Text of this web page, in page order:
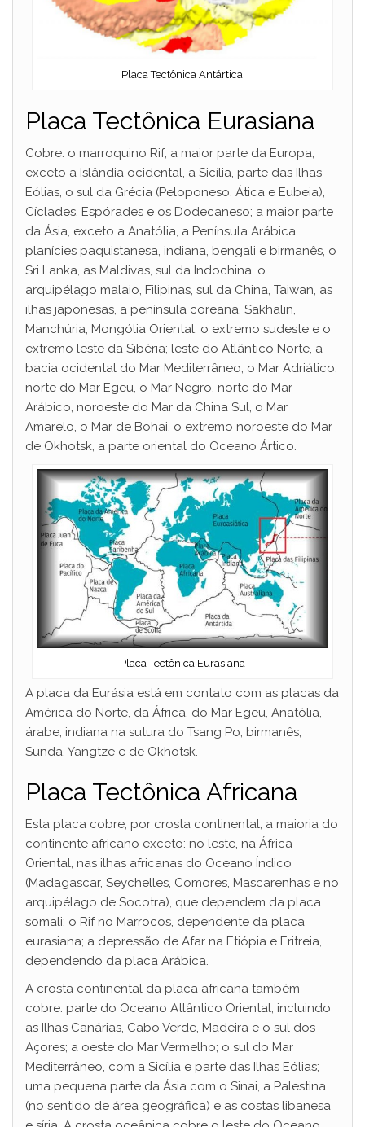
Placa Tectônica Antártica
Placa Tectônica Eurasiana
Cobre: o marroquino Rif; a maior parte da Europa,
exceto a Islândia ocidental, a Sicília, parte das Ilhas
Eólias, o sul da Grécia (Peloponeso, Ática e Eubeia),
Cíclades, Espórades e os Dodecaneso; a maior parte
da Ásia, exceto a Anatólia, a Península Arábica,
planícies paquistanesa, indiana, bengali e birmanês, o
Sri Lanka, as Maldivas, sul da Indochina, o
arquipélago malaio, Filipinas, sul da China, Taiwan, as
ilhas japonesas, a península coreana, Sakhalin,
Manchúria, Mongólia Oriental, o extremo sudeste e o
extremo leste da Sibéria; leste do Atlântico Norte, a
bacia ocidental do Mar Mediterrâneo, o Mar Adriático,
norte do Mar Egeu, o Mar Negro, norte do Mar
Arábico, noroeste do Mar da China Sul, o Mar
Amarelo, o Mar de Bohai, o extremo noroeste do Mar
de Okhotsk, a parte oriental do Oceano Ártico.
Placa Tectônica Eurasiana
A placa da Eurásia está em contato com as placas da
América do Norte, da África, do Mar Egeu, Anatólia,
árabe, indiana na sutura do Tsang Po, birmanês,
Sunda, Yangtze e de Okhotsk.
Placa Tectônica Africana
Esta placa cobre, por crosta continental, a maioria do
continente africano exceto: no leste, na África
Oriental, nas ilhas africanas do Oceano Índico
(Madagascar, Seychelles, Comores, Mascarenhas e no
arquipélago de Socotra), que dependem da placa
somali; o Rif no Marrocos, dependente da placa
eurasiana; a depressão de Afar na Etiópia e Eritreia,
dependendo da placa Arábica.
A crosta continental da placa africana também
cobre: parte do Oceano Atlântico Oriental, incluindo
as Ilhas Canárias, Cabo Verde, Madeira e o sul dos
Açores; a oeste do Mar Vermelho; o sul do Mar
Mediterrâneo, com a Sicília e parte das Ilhas Eólias;
uma pequena parte da Ásia com o Sinai, a Palestina
(no sentido de área geográfica) e as costas libanesa